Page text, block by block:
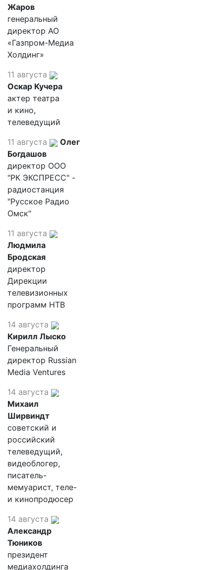
Жаров
генеральный
директор АО
«Газпром-Медиа
Холдинг»
11 августа
Оскар Кучера
актер театра
и кино,
телеведущий
11 августа
Олег
Богдашов
директор ООО
"РК ЭКСПРЕСС" -
радиостанция
"Русское Радио
Омск"
11 августа
Людмила
Бродская
директор
Дирекции
телевизионных
программ НТВ
14 августа
Кирилл Лыско
Генеральный
директор Russian
Media Ventures
14 августа
Михаил
Ширвиндт
советский и
российский
телеведущий,
видеоблогер,
писатель-
мемуарист, теле-
и кинопродюсер
14 августа
Александр
Тюников
президент
медиахолдинга